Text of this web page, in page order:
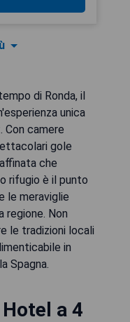
di Ronda, il
unica
camere
gole
che
rifugio è il punto
le meraviglie
regione. Non
le tradizioni locali
in
Spagna.
a 4